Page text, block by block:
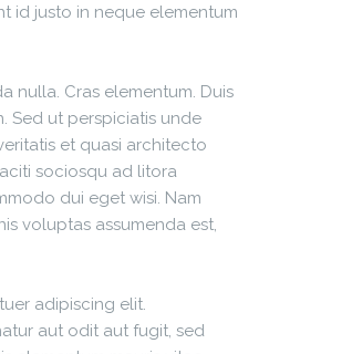
id justo in neque elementum
nulla. Cras elementum. Duis
Sed ut perspiciatis unde
et quasi architecto
sociosqu ad litora
dui eget wisi. Nam
voluptas assumenda est,
adipiscing elit.
aut odit aut fugit, sed